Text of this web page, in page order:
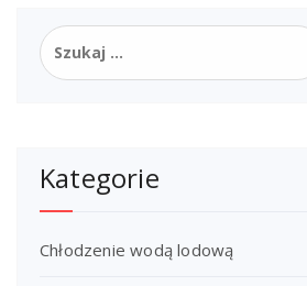
Szukaj:
Kategorie
Chłodzenie wodą lodową